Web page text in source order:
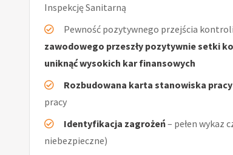
Inspekcję Sanitarną
Pewność pozytywnego przejścia
zawodowego przeszły pozytywnie setki
uniknąć wysokich kar finansowych
Rozbudowana karta stanowiska pracy
pracy
Identyfikacja zagrożeń– pełen wykaz
niebezpieczne)